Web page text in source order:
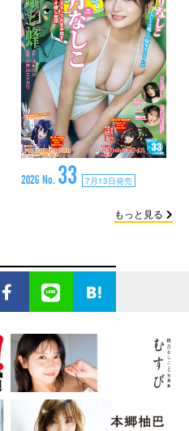
2026 No. 33 7月13日発売
もっと見る